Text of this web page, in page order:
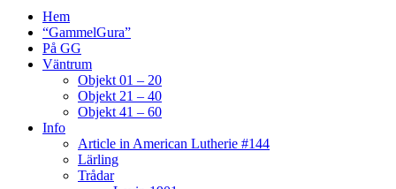
Hem
“GammelGura”
På GG
Väntrum
Objekt 01 – 20
Objekt 21 – 40
Objekt 41 – 60
Info
Article in American Lutherie #144
Lärling
Trådar